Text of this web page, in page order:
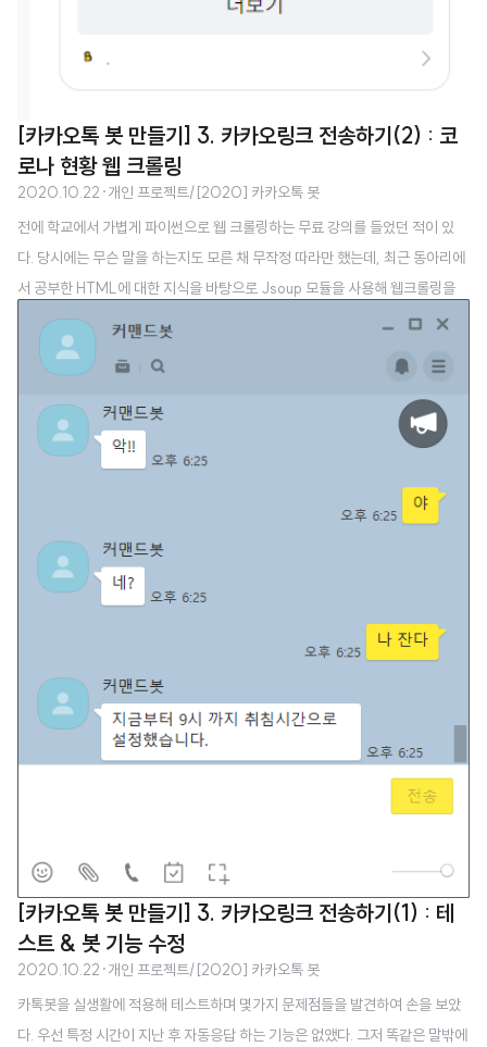
[카카오톡 봇 만들기] 3. 카카오링크 전송하기(2) : 코
로나 현황 웹 크롤링
2020.10.22 ·개인 프로젝트/[2020] 카카오톡 봇
전에 학교에서 가볍게 파이썬으로 웹 크롤링하는 무료 강의를 들었던 적이 있
다. 당시에는 무슨 말을 하는지도 모른 채 무작정 따라만 했는데, 최근 동아리에
서 공부한 HTML에 대한 지식을 바탕으로 Jsoup 모듈을 사용해 웹크롤링을
해보니 전보다는 확실히 이해가 잘 된다. 이번에 크롤링한 사이트는 http://nco
v.mohw.go.kr/ 코로나바이러스감염증-19(COVID-19) 코로나바이러스감
염증-19 정식 홈페이지로 발생현황, 국내발생현황, 국외발생현황, 시도별발생
현황, 대상별 유의사항, 생활 속 거리 두기, 공적마스크 공급현황, 피해지원정
책, 홍보자료, FAQ, 관 ncov.mohw.go.kr robots.txt 에는 없으니 따로 크롤
링에 제약이 있는 것은 아닌 것 같다. 이번에 가져온 정보는 다음..
[카카오톡 봇 만들기] 3. 카카오링크 전송하기(1) : 테
스트 & 봇 기능 수정
2020.10.22 ·개인 프로젝트/[2020] 카카오톡 봇
카톡봇을 실생활에 적용해 테스트하며 몇가지 문제점들을 발견하여 손을 보았
다. 우선 특정 시간이 지난 후 자동응답 하는 기능은 없앴다. 그저 똑같은 말밖에